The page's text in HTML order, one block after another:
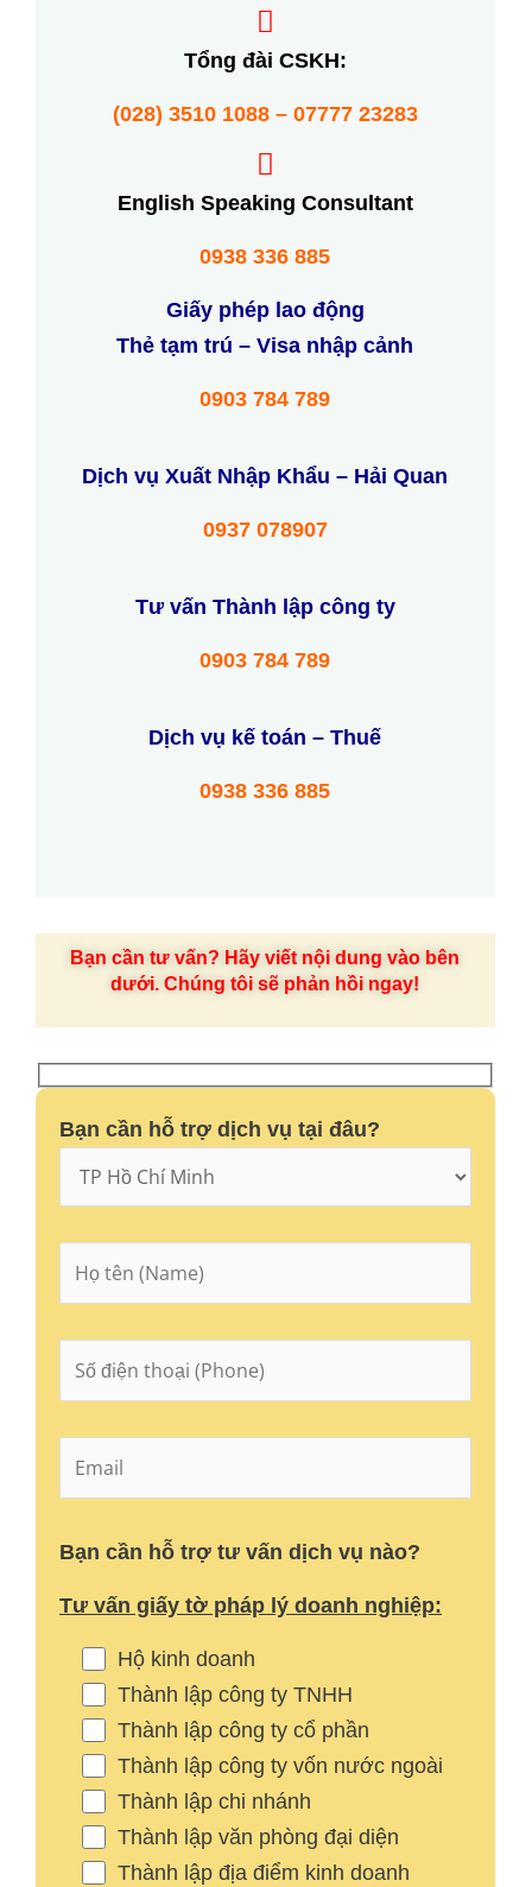
Tổng đài CSKH:
(028) 3510 1088 – 07777 23283
English Speaking Consultant
0938 336 885
Giấy phép lao động
Thẻ tạm trú – Visa nhập cảnh
0903 784 789
Dịch vụ Xuất Nhập Khẩu – Hải Quan
0937 078907
Tư vấn Thành lập công ty
0903 784 789
Dịch vụ kế toán – Thuế
0938 336 885
Bạn cần tư vấn? Hãy viết nội dung vào bên
dưới. Chúng tôi sẽ phản hồi ngay!
Bạn cần hỗ trợ dịch vụ tại đâu?
Bạn cần hỗ trợ tư vấn dịch vụ nào?
Tư vấn giấy tờ pháp lý doanh nghiệp:
Hộ kinh doanh
Thành lập công ty TNHH
Thành lập công ty cổ phần
Thành lập công ty vốn nước ngoài
Thành lập chi nhánh
Thành lập văn phòng đại diện
Thành lập địa điểm kinh doanh